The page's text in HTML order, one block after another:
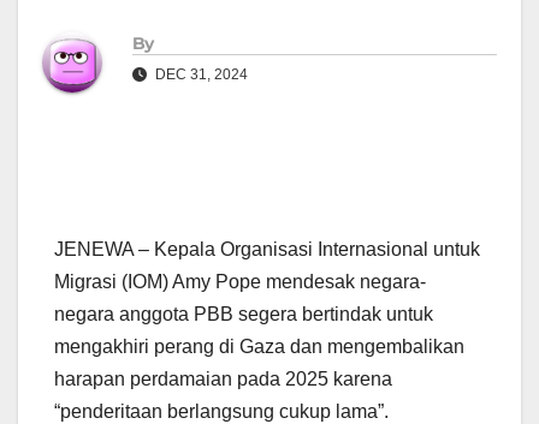
By
DEC 31, 2024
JENEWA – Kepala Organisasi Internasional untuk
Migrasi (IOM) Amy Pope mendesak negara-
negara anggota PBB segera bertindak untuk
mengakhiri perang di Gaza dan mengembalikan
harapan perdamaian pada 2025 karena
“penderitaan berlangsung cukup lama”.